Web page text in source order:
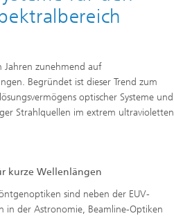
Jahren zunehmend auf
Begründet ist dieser Trend zum
optischer Systeme und
Strahlquellen im extrem ultravioletten
kurze Wellenlängen
sind neben der EUV-
der Astronomie, Beamline-Optiken